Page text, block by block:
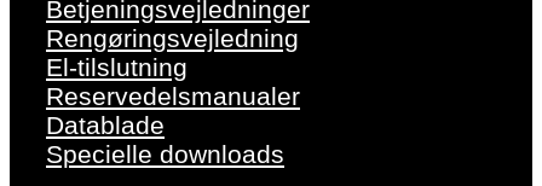
Betjeningsvejledninger
Rengøringsvejledning
El-tilslutning
Reservedelsmanualer
Datablade
Specielle downloads